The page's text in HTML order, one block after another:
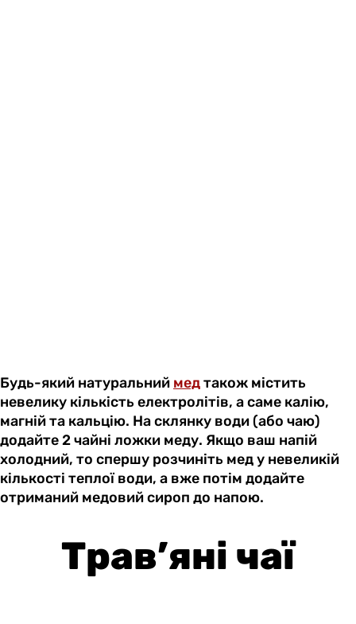
Будь-який натуральний медтакож містить
невелику кількість електролітів, а саме калію,
магній та кальцію. На склянку води (або чаю)
додайте 2 чайні ложки меду. Якщо ваш напій
холодний, то спершу розчиніть мед у невеликій
кількості теплої води, а вже потім додайте
отриманий медовий сироп до напою.
Трав’яні чаї